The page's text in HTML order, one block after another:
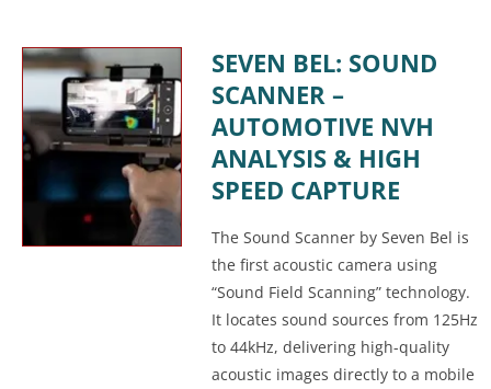
SEVEN BEL: SOUND
SCANNER –
AUTOMOTIVE NVH
ANALYSIS & HIGH
SPEED CAPTURE
The Sound Scanner by Seven Bel is
the first acoustic camera using
“Sound Field Scanning” technology.
It locates sound sources from 125Hz
to 44kHz, delivering high-quality
acoustic images directly to a mobile